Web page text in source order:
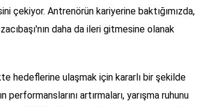
çekiyor. Antrenörün kariyerine baktığımızda,
daha da ileri gitmesine olanak
hedeflerine ulaşmak için kararlı bir şekilde
artırmaları, yarışma ruhunu